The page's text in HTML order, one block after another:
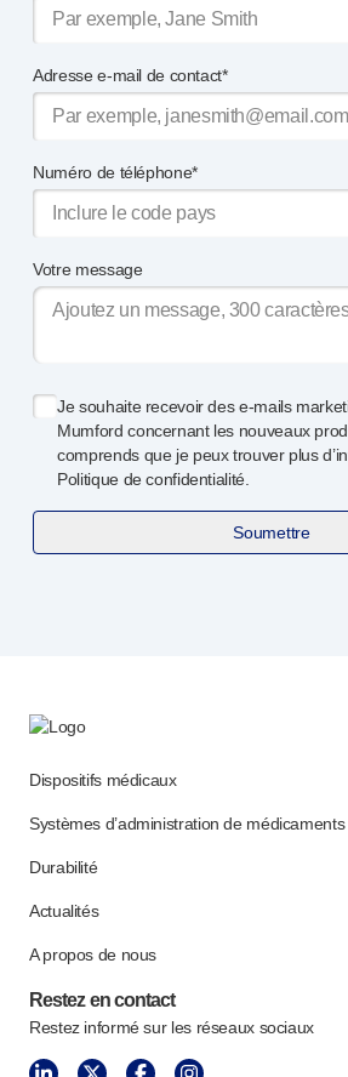
Adresse e-mail de contact*
Numéro de téléphone*
Votre message
Je souhaite recevoir dese-mails
Mumford concernant les nouveaux
comprends que je peux trouver plus
Politique de confidentialité.
Soumettre
Dispositifs médicaux
Systèmes d’administration de médicaments
Durabilité
Actualités
A propos de nous
Restez en contact
Restez informé sur les réseaux sociaux